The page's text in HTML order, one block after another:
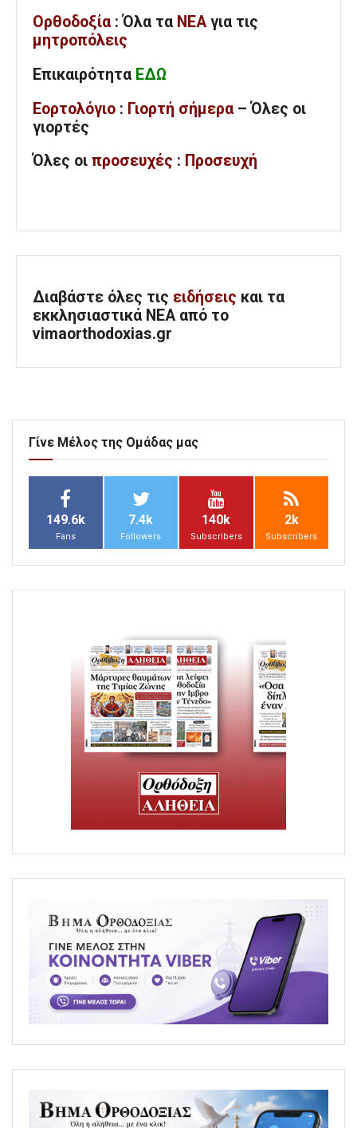
Ορθοδοξία : Όλα τα ΝΕΑ για τις
μητροπόλεις
Επικαιρότητα ΕΔΩ
Εορτολόγιο : Γιορτή σήμερα – Όλες οι
γιορτές
Όλες οι προσευχές : Προσευχή
Διαβάστε όλες τις ειδήσεις και τα
εκκλησιαστικά ΝΕΑ από το
vimaorthodoxias.gr
Γίνε Μέλος της Ομάδας μας
149.6k
Fans
7.4k
Followers
140k
Subscribers
2k
Subscribers